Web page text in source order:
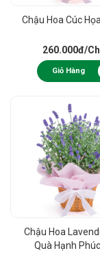
Chậu Hoa Cúc
260.000đ/
Giỏ Hàng
Chậu Hoa
Quà Hạnh